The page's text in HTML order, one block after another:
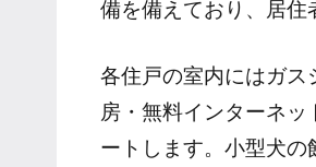
備を備えており、居住
各住戸の室内にはガ
房・無料インターネ
ートします。小型犬の